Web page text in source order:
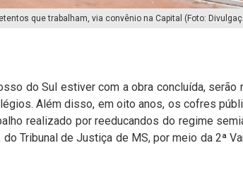
que trabalham, via convênio na Capital (Foto:
do Sul estiver com a obra concluída, serão
Além disso, em oito anos, os cofres
realizado por reeducandos do regime
Tribunal de Justiça de MS, por meio da 2ª